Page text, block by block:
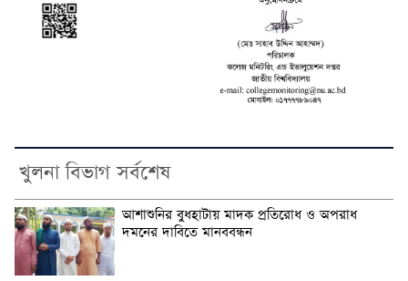
খুলনা বিভাগ সর্বশেষ
আশাশুনির বুধহাটায় মাদক প্রতিরোধ ও অপরাধ
দমনের দাবিতে মানববন্ধন